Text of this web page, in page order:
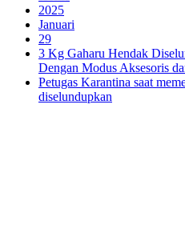
2025
Januari
29
3 Kg Gaharu Hendak
Dengan Modus Aksesoris
Petugas Karantina saat
diselundupkan